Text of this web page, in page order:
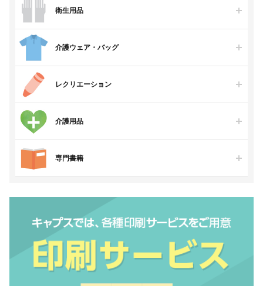
衛生用品
介護ウェア・バッグ
レクリエーション
介護用品
専門書籍